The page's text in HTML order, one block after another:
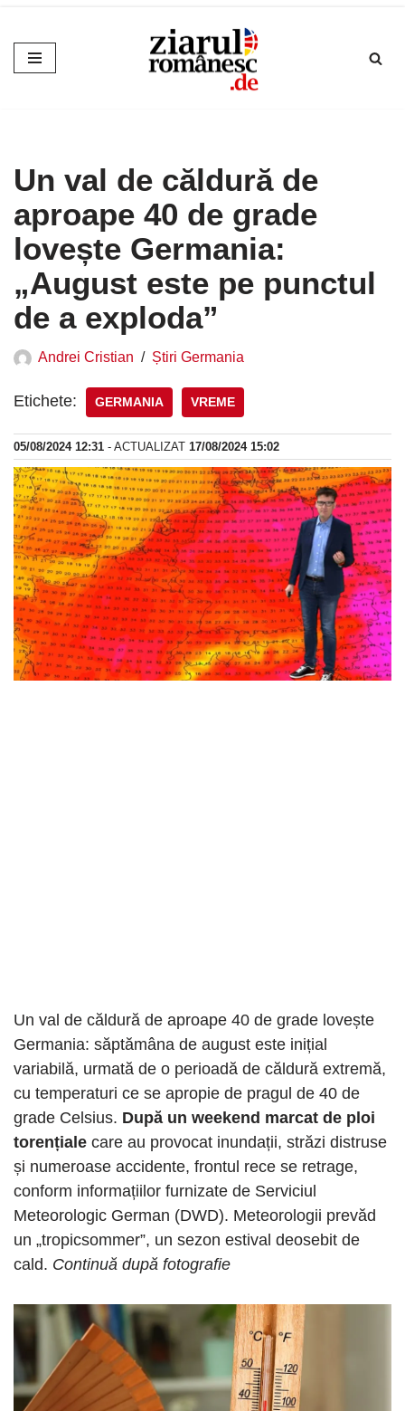
Sari
la
Un val de căldură de
aproape 40 de grade
lovește Germania:
„August este pe punctul
de a exploda”
Andrei Cristian Știri Germania
Etichete: GERMANIA VREME
05/08/2024 12:31 - ACTUALIZAT 17/08/2024 15:02
Un val de căldură de aproape 40 de grade lovește
Germania: săptămâna de august este inițial
variabilă, urmată de o perioadă de căldură extremă,
cu temperaturi ce se apropie de pragul de 40 de
grade Celsius. După un weekend marcat de ploi
torențiale care au provocat inundații, străzi distruse
și numeroase accidente, frontul rece se retrage,
conform informațiilor furnizate de Serviciul
Meteorologic German (DWD). Meteorologii prevăd
un „tropicsommer”, un sezon estival deosebit de
cald. Continuă după fotografie